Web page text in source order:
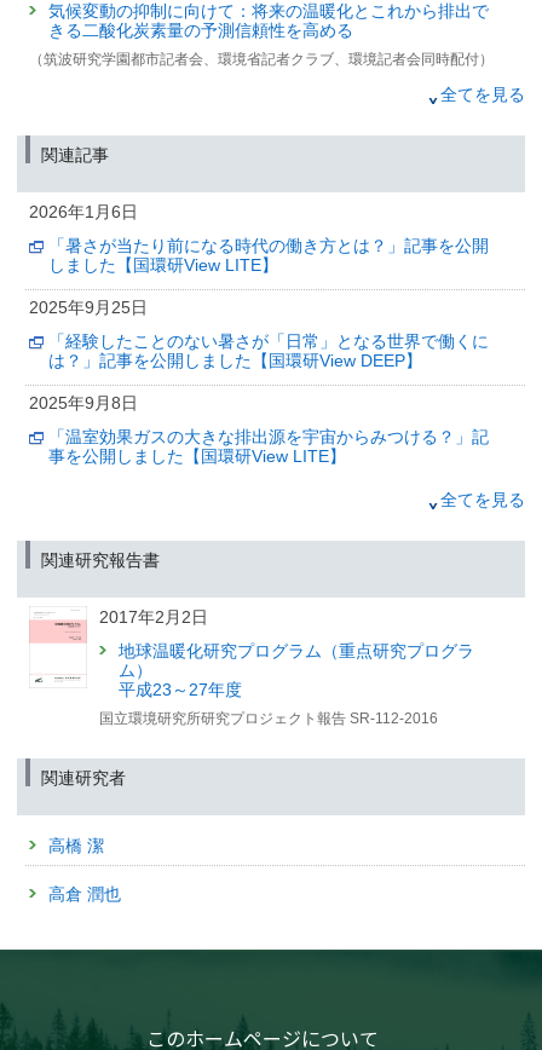
気候変動の抑制に向けて：将来の温暖化とこれから排出で
きる二酸化炭素量の予測信頼性を高める
（筑波研究学園都市記者会、環境省記者クラブ、環境記者会同時配付）
気候変動と超高齢社会により21世紀半ばに向けて熱中症死
亡者数が増加する
（筑波研究学園都市記者会、環境省記者クラブ、環境記者会同時配付）
気候変動リスク産官学連携ネットワーク公開シンポジウム
て～ 開催のお知らせ
（筑波研究学園都市記者会配布（環境省、文部科学省、国土交通省、金融庁
同旨発表））
2025年9月25日
は？」記事を公開しました【国環研View DEEP】
高齢化と気候変動が救急医療体制に及ぼす将来的影響を
〜長崎大学・東京大学・国立環境研究所の共同研究に
より、日本全国を対象に2099年までの救急搬送需要を推
（筑波研究学園都市記者会、環境省記者クラブ、環境記者会、文部科学記者
会、厚生労働記者会）
2025年9月8日
温暖化による春の早まりは
高山帯の紅葉の色づきを弱くする
（筑波研究学園都市記者会、環境省記者クラブ、環境記者会同時配付）
2025年9月8日
「温室効果ガスの大きな排出源を宇宙からみつける？」記
事を公開しました【国環研View LITE】
2025年8月26日
クラブ、⽂部科学記者会、科学記者会同時配布）
2025年7月31日
全てを見る
関連記事
2026年1月6日
「暑さが当たり前になる時代の働き方とは？」記事を公開
しました【国環研View LITE】
2025年9月25日
「経験したことのない暑さが「日常」となる世界で働くに
は？」記事を公開しました【国環研View DEEP】
2025年9月8日
「温室効果ガスの大きな排出源を宇宙からみつける？」記
事を公開しました【国環研View LITE】
いに宇宙へ」記事を公開しました【国環研View DEEP】
2025年7月9日
「「今年、ヒバリはいつ鳴いた？」—“季節のズレ”を追う全
国の観察者たちとは？」記事を公開しました【国環研View
2025年5月7日
めて」記事を公開しました【国環研View DEEP】
「永久凍土は日本にも存在する？」記事を公開しました
【国環研View LITE】
全てを見る
関連研究報告書
2017年2月2日
地球温暖化研究プログラム（重点研究プログラ
ム）
平成23～27年度
国立環境研究所研究プロジェクト報告 SR-112-2016
関連研究者
高橋 潔
高倉 潤也
このホームページについて